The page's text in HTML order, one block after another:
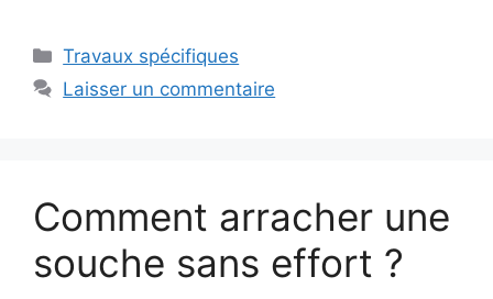
Catégories
Travaux spécifiques
Laisser un commentaire
Comment arracher une
souche sans effort ?